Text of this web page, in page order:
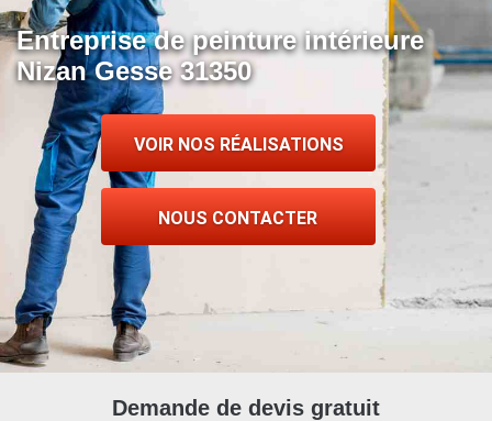
Entreprise de peinture intérieure
Nizan Gesse 31350
VOIR NOS RÉALISATIONS
NOUS CONTACTER
Demande de devis gratuit